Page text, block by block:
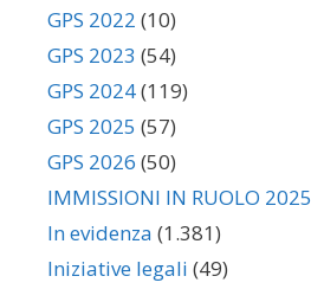
GPS 2022 (10)
GPS 2023 (54)
GPS 2024(119)
GPS 2025 (57)
GPS 2026 (50)
IMMISSIONI IN RUOLO 2025
In evidenza (1.381)
Iniziative legali (49)